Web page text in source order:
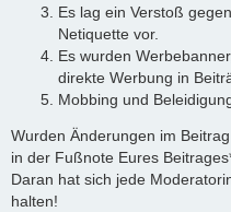
Es lag ein Verstoß
Netiquette vor.
Es wurden
direkte Werbung in
Mobbing und
Wurden Änderungen im
in der Fußnote Eures
Daran hat sich jede
halten!